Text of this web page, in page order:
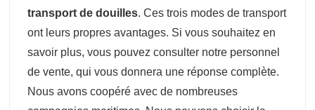
transport de douilles. Ces trois modes de transport
ont leurs propres avantages. Si vous souhaitez en
savoir plus, vous pouvez consulter notre personnel
de vente, qui vous donnera une réponse complète.
Nous avons coopéré avec de nombreuses